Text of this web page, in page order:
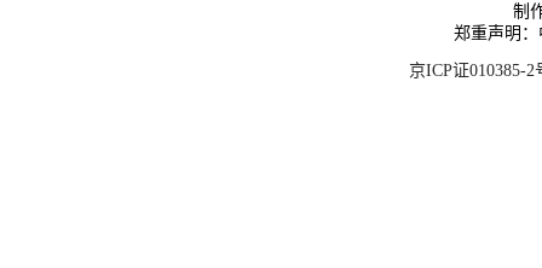
制
郑重声明
京ICP证010385-2